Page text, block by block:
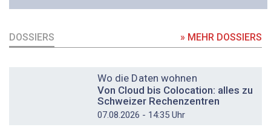
DOSSIERS » MEHR DOSSIERS
Wo die Daten wohnen
Von Cloud bis Colocation: alles zu
Schweizer Rechenzentren
07.08.2026 - 14:35 Uhr